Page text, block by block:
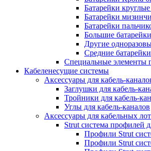
Батарейки
Батарейки
Батарейки
Большие
Другие
Средние
Специальные элементы
Кабеленесущие системы
Аксессуары для кабель-
Заглушки для кабель-
Тройники для кабель-
Углы для кабель-каналов
Аксессуары для кабельных
Strut система профилей
Профили Strut
Профили Strut